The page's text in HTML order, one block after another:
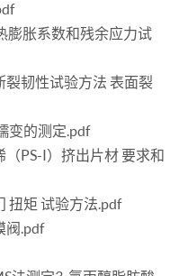
膨胀系数和残余应力试
裂韧性试验方法 表面裂
变的测定.pdf
PS-I）挤出片材 要求和
扭矩 试验方法.pdf
阀.pdf